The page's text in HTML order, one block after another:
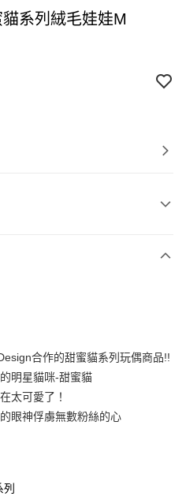
貓系列絨毛娃娃M
合作的甜蜜貓系列玩偶商品!!
明星貓咪-甜蜜貓
太可愛了！
眼神俘虜無數粉絲的心